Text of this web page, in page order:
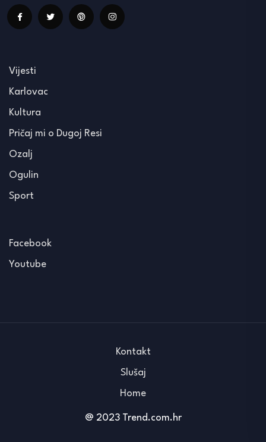
Vijesti
Karlovac
Kultura
Pričaj mi o Dugoj Resi
Ozalj
Ogulin
Sport
Facebook
Youtube
@ 2023 Trend.com.hr
Kontakt
Slušaj
Home